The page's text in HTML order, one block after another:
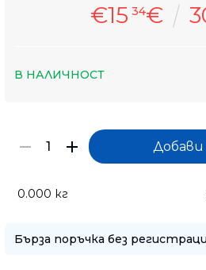
€15 34€
В НАЛИЧНОСТ
0.000 кг
Бърза поръчка без